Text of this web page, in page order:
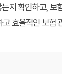
지 확인하고,
효율적인 보험